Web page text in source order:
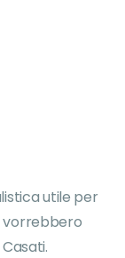
utile per
vorrebbero